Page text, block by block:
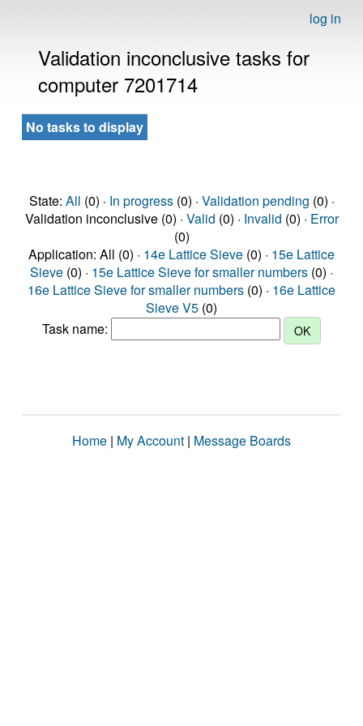
log in
Validation inconclusive tasks for
computer 7201714
No tasks to display
State: All (0) · In progress(0) · Validation pending (0) ·
Validation inconclusive (0) · Valid (0) · Invalid (0) · Error
(0)
Application: All (0) · 14e Lattice Sieve (0) · 15e Lattice
Sieve (0) · 15e Lattice Sieve for smaller numbers (0) ·
16e Lattice Sieve for smaller numbers (0) · 16e Lattice
Sieve V5 (0)
Task name:
Home | My Account | Message Boards